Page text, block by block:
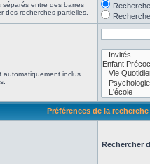
entre des barres
des recherches partielles.
automatiquement inclus
Préférences de la recherche
Rechercher